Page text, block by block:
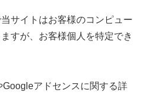
サイトはお客様のコンピュー
すが、お客様個人を特定でき
アドセンスに関する詳